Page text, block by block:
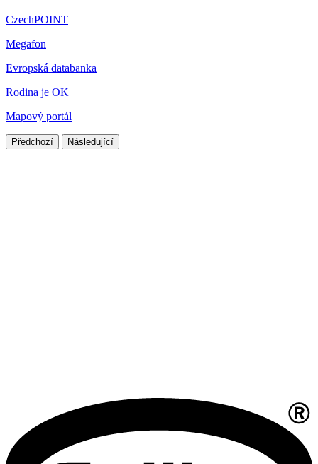
CzechPOINT
Megafon
Evropská databanka
Rodina je OK
Mapový portál
Předchozí Následující